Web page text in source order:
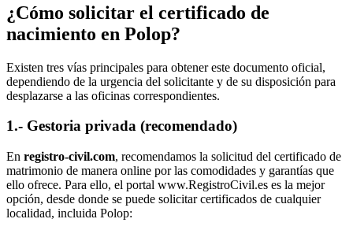
¿Cómo solicitar el certificado de
nacimiento en Polop?
Existen tres vías principales para obtener este documento oficial,
dependiendo de la urgencia del solicitante y de su disposición para
desplazarse a las oficinas correspondientes.
1.- Gestoria privada (recomendado)
En registro-civil.com, recomendamos la solicitud del certificado de
matrimonio de manera online por las comodidades y garantías que
ello ofrece. Para ello, el portal www.RegistroCivil.es es la mejor
opción, desde donde se puede solicitar certificados de cualquier
localidad, incluida Polop: